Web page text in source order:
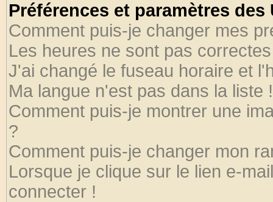
Préférences et paramètres
Comment puis-je changer mes
Les heures ne sont pas
J'ai changé le fuseau horaire et
Ma langue n'est pas dans la liste !
Comment puis-je montrer une
?
Comment puis-je changer mon
Lorsque je clique sur le lien e-
connecter !